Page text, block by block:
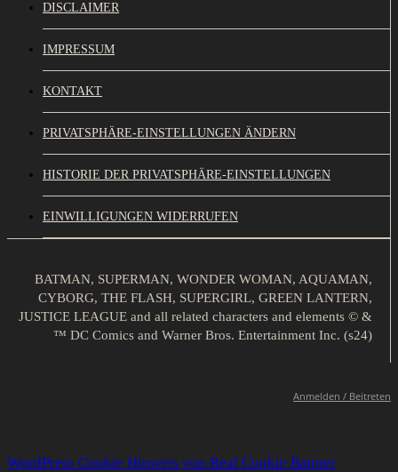
DISCLAIMER
IMPRESSUM
KONTAKT
PRIVATSPHÄRE-EINSTELLUNGEN ÄNDERN
HISTORIE DER PRIVATSPHÄRE-EINSTELLUNGEN
EINWILLIGUNGEN WIDERRUFEN
BATMAN, SUPERMAN, WONDER WOMAN, AQUAMAN,
CYBORG, THE FLASH, SUPERGIRL, GREEN LANTERN,
JUSTICE LEAGUE and all related characters and elements © &
™ DC Comics and Warner Bros. Entertainment Inc. (s24)
Anmelden / Beitreten
WordPress Cookie Hinweis von Real Cookie Banner